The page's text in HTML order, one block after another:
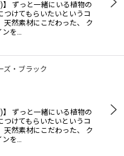
ずっと一緒にいる植物の
つけてもらいたいというコ
天然素材にこだわった、 ク
ンを…
ズ・ブラック
ずっと一緒にいる植物の
つけてもらいたいというコ
天然素材にこだわった、 ク
ンを…